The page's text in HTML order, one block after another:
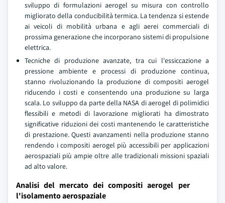
sviluppo di formulazioni aerogel su misura con controllo
migliorato della conducibilità termica. La tendenza si estende
ai veicoli di mobilità urbana e agli aerei commerciali di
prossima generazione che incorporano sistemi di propulsione
elettrica.
Tecniche di produzione avanzate, tra cui l'essiccazione a
pressione ambiente e processi di produzione continua,
stanno rivoluzionando la produzione di compositi aerogel
riducendo i costi e consentendo una produzione su larga
scala. Lo sviluppo da parte della NASA di aerogel di polimidici
flessibili e metodi di lavorazione migliorati ha dimostrato
significative riduzioni dei costi mantenendo le caratteristiche
di prestazione. Questi avanzamenti nella produzione stanno
rendendo i compositi aerogel più accessibili per applicazioni
aerospaziali più ampie oltre alle tradizionali missioni spaziali
ad alto valore.
Analisi del mercato dei compositi aerogel per
l'isolamento aerospaziale